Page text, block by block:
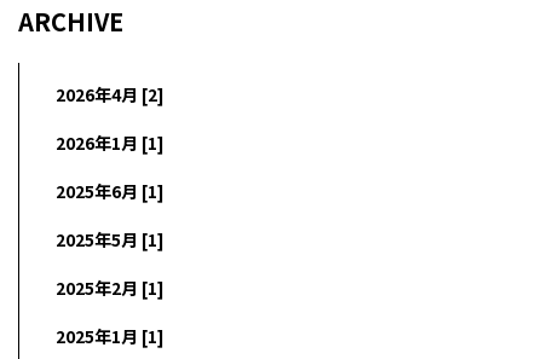
ARCHIVE
2026年4月 [2]
2026年1月 [1]
2025年6月 [1]
2025年5月 [1]
2025年2月 [1]
2025年1月 [1]